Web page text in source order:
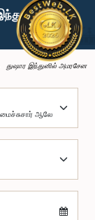
துஷார இந்துனில் அமரசேன